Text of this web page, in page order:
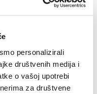
personalizirali
društvenih medija i
o vašoj upotrebi
za društvene